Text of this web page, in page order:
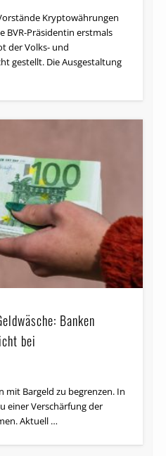
Kryptowährungen
BVR-Präsidentin erstmals
der Volks- und
gestellt. Die Ausgestaltung
Banken
bei
mit Bargeld zu begrenzen. In
einer Verschärfung der
Aktuell …